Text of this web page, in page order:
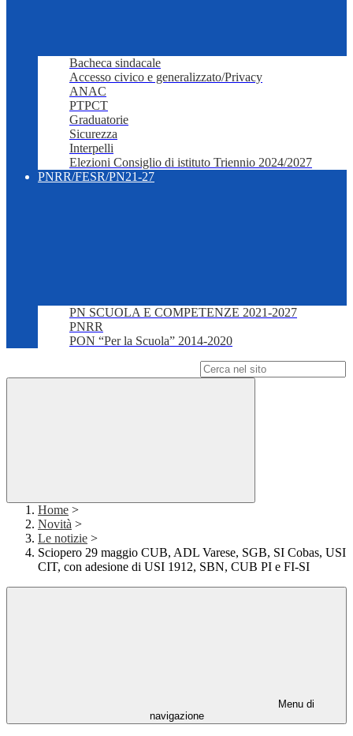
Bacheca sindacale
Accesso civico e generalizzato/Privacy
ANAC
PTPCT
Graduatorie
Sicurezza
Interpelli
Elezioni Consiglio di istituto Triennio 2024/2027
PNRR/FESR/PN21-27
PN SCUOLA E COMPETENZE 2021-2027
PNRR
PON “Per la Scuola” 2014-2020
Home >
Novità >
Le notizie >
Sciopero 29 maggio CUB, ADL Varese, SGB, SI Cobas, USI
CIT, con adesione di USI 1912, SBN, CUB PI e FI-SI
Menu di
navigazione